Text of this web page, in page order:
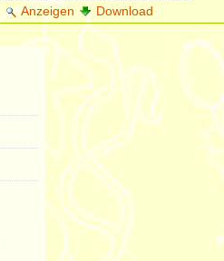
Anzeigen Download